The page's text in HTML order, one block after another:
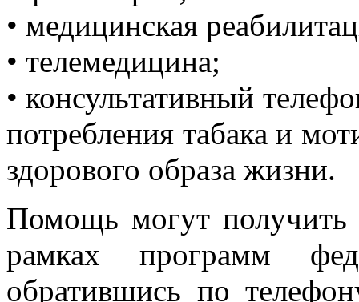
• медицинская
• телемедицина;
• консультативный
потребления табака и
здорового образа жизни.
Помощь могут
рамках программ
обратившись по